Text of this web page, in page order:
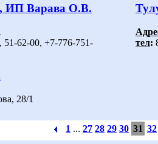
ИП Варава О.В.
51-62-00, +7-776-751-
тел:
28/1
1 ... 27 28 29 30 31 32